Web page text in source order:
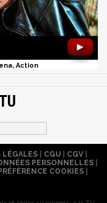
►
Action
| CGU| CGV|
PERSONNELLES
COOKIES